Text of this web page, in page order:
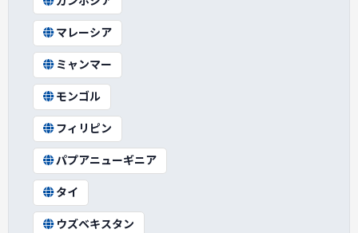
マレーシア
ミャンマー
モンゴル
フィリピン
パプアニューギニア
タイ
ウズベキスタン